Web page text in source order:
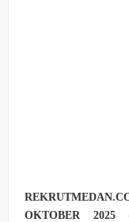
OKTOBER 2025-